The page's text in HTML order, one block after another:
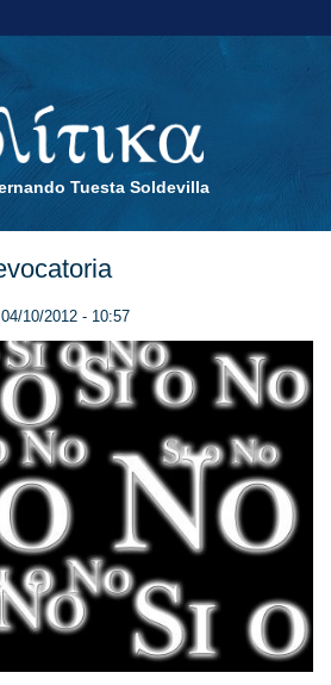
Tuesta Soldevilla
10/2012 - 10:57